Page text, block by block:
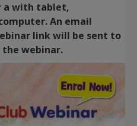
a with tablet,
An email
link will be sent to
webinar.